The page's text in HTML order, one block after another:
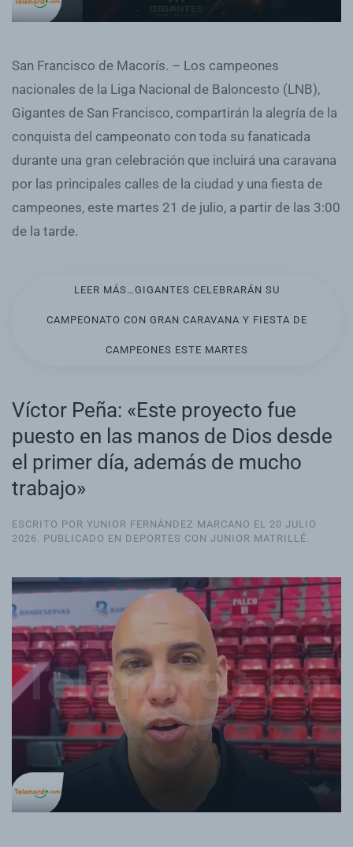
San Francisco de Macorís. – Los campeones
nacionales de la Liga Nacional de Baloncesto (LNB),
Gigantes de San Francisco, compartirán la alegría de la
conquista del campeonato con toda su fanaticada
durante una gran celebración que incluirá una caravana
por las principales calles de la ciudad y una fiesta de
campeones, este martes 21 de julio, a partir de las 3:00
de la tarde.
LEER MÁS…GIGANTES CELEBRARÁN SU
CAMPEONATO CON GRAN CARAVANA Y FIESTA DE
CAMPEONES ESTE MARTES
Víctor Peña: «Este proyecto fue
puesto en las manos de Dios desde
el primer día, además de mucho
trabajo»
ESCRITO POR YUNIOR FERNÁNDEZ MARCANO EL 20 JULIO
2026 . PUBLICADO EN DEPORTES CON JUNIOR MATRILLÉ